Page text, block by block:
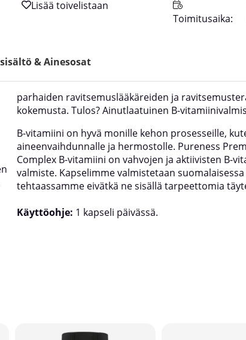
Toimitusaika:
& Ainesosat
parhaiden ravitsemuslääkäreiden ja
kokemusta. Tulos? Ainutlaatuinen B-
B-vitamiini on hyvä monille kehon prosesseille,
aineenvaihdunnalle ja hermostolle. Pureness
Complex B-vitamiini on vahvojen ja aktiivisten B-
valmiste. Kapselimme valmistetaan suomalaisessa
tehtaassamme eivätkä ne sisällä tarpeettomia
Käyttöohje: 1 kapseli päivässä.